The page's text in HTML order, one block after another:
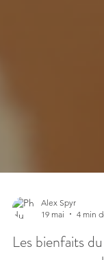
19 mai
4 min